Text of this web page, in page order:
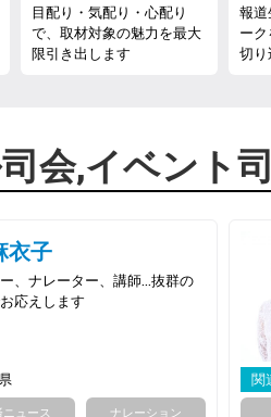
目配り・気配り・心配り
で、取材対象の魅力を最大
限引き出します
報
ー
切
会,イベント
衣子
、ナレーター、講師…抜群の
応えします
ニュース ナレーション
関